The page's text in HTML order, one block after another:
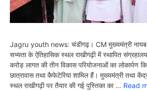
Jagru youth news: चंडीगढ़। CM मुख्यमंत्री नायब
सभ्यता के ऐतिहासिक स्‍थल राखीगढ़ी में स्‍थापित
करोड़ लागत की तीन विकास परियोजनाओं का लोकार्पण
छात्रावास तथा कैफेटेरिया शामिल हैं। मुख्यमंत्री तथा
स्थल राखीगढ़ी पर तैयार की गई पुस्तिका का … Read